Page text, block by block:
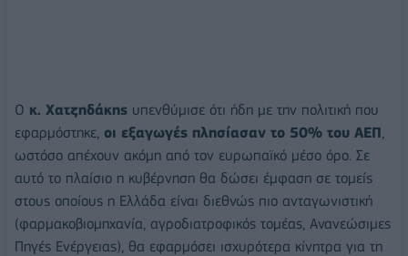
Ο κ. Χατζηδάκης υπενθύμισε ότι ήδη με την πολιτική που
εφαρμόστηκε, οι εξαγωγές πλησίασαν το 50% του ΑΕΠ,
ωστόσο απέχουν ακόμη από τον ευρωπαϊκό μέσο όρο. Σε
αυτό το πλαίσιο η κυβέρνηση θα δώσει έμφαση σε τομείς
στους οποίους η Ελλάδα είναι διεθνώς πιο ανταγωνιστική
(φαρμακοβιομηχανία, αγροδιατροφικός τομέας, Ανανεώσιμες
Πηγές Ενέργειας), θα εφαρμόσει ισχυρότερα κίνητρα για τη